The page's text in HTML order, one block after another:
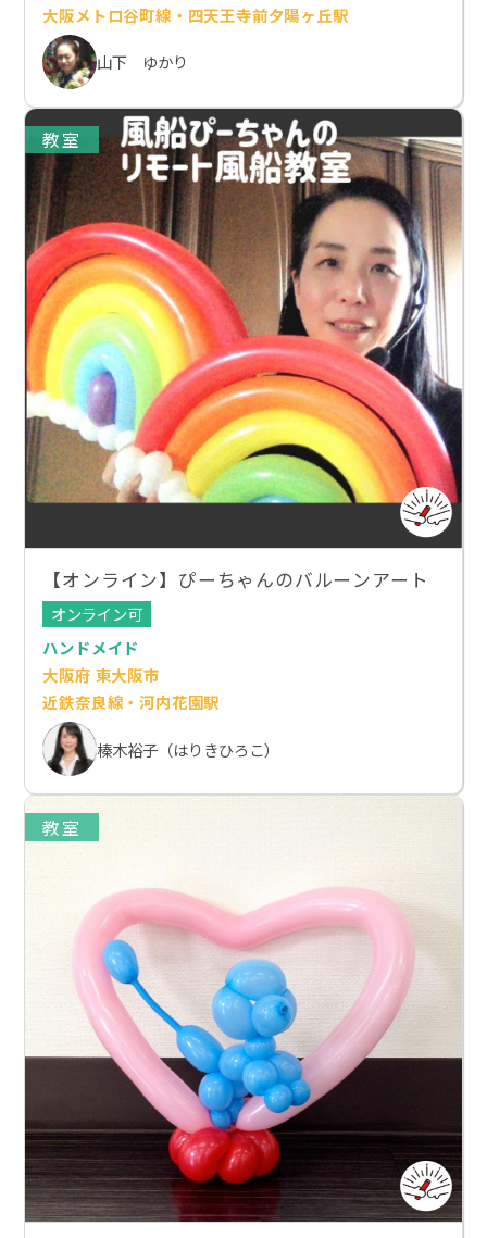
大阪メトロ谷町線・四天王寺前夕陽ヶ丘駅
山下 ゆかり
教室
【オンライン】ぴーちゃんのバルーンアート
オンライン可
ハンドメイド
大阪府 東大阪市
近鉄奈良線・河内花園駅
榛木裕子（はりきひろこ）
教室